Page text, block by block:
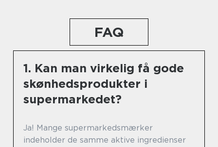
FAQ
1. Kan man virkelig få gode
skønhedsprodukter i
supermarkedet?
Ja! Mange supermarkedsmærker
indeholder de samme aktive ingredienser